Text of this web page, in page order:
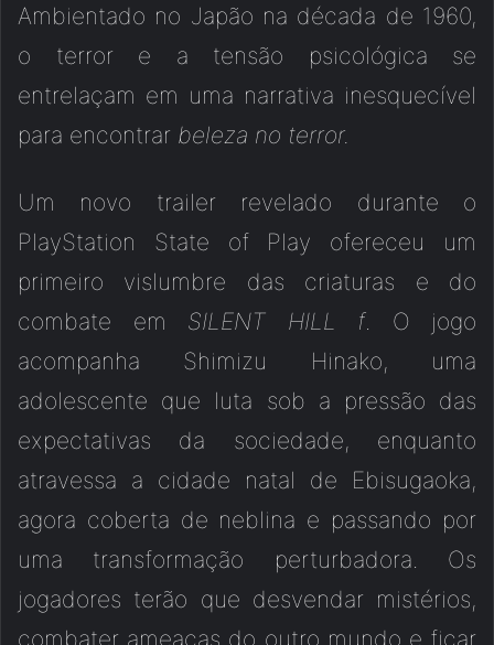
Ambientado no Japão na década de 1960,
o terror e a tensão psicológica se
entrelaçam em uma narrativa inesquecível
para encontrar beleza no terror.
Um novo trailer revelado durante o
PlayStation State of Play ofereceu um
primeiro vislumbre
das criaturas e do
combate em SILENT HILL f. O jogo
acompanha Shimizu Hinako, uma
adolescente que luta sob a pressão das
expectativas da sociedade, enquanto
atravessa a cidade natal de Ebisugaoka,
agora coberta de neblina e passando por
uma transformação perturbadora. Os
jogadores terão que desvendar mistérios,
combater ameaças do outro mundo e ficar